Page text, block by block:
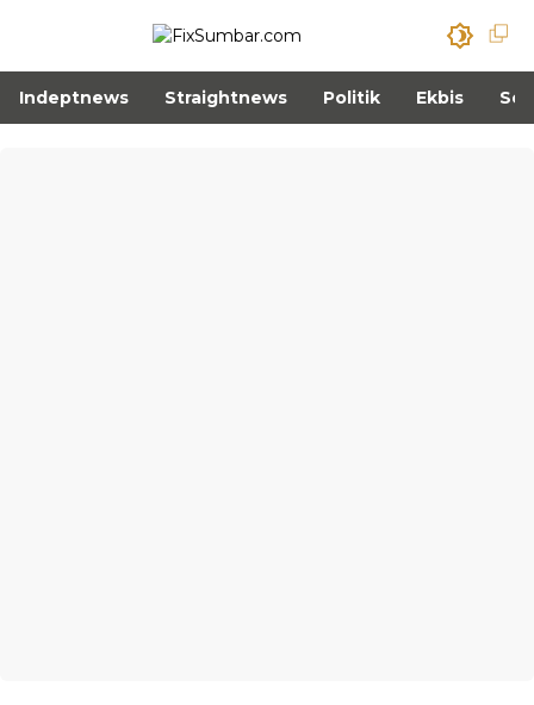
Indeptnews Straightnews Politik Ekbis